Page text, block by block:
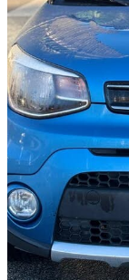
2018 Kia Soul
164 645 km
7 999 $
141 $/mois env.